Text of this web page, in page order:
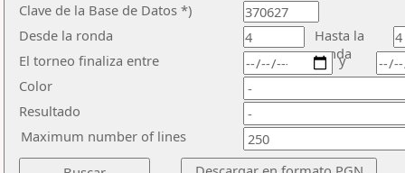
Clave de la Base de Datos *)
Desde la ronda
Hasta la
ronda
El torneo finaliza entre
Color
Resultado
y
Maximum number of lines